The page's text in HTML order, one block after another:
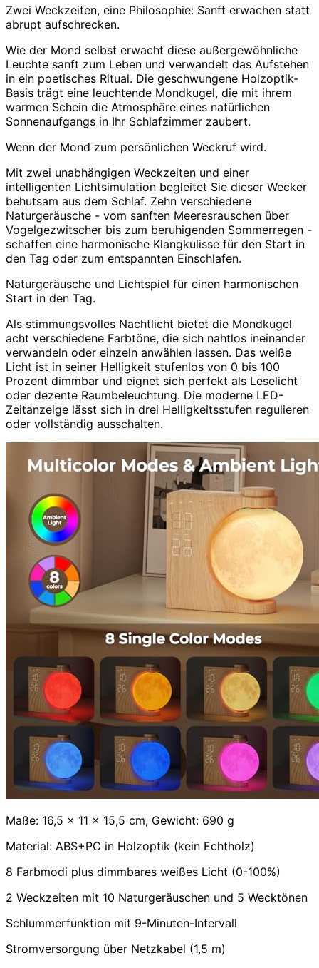
Zwei Weckzeiten, eine Philosophie: Sanft erwachen statt
abrupt aufschrecken.
Wie der Mond selbst erwacht diese außergewöhnliche
Leuchte sanft zum Leben und verwandelt das Aufstehen
in ein poetisches Ritual. Die geschwungene Holzoptik-
Basis trägt eine leuchtende Mondkugel, die mit ihrem
warmen Schein die Atmosphäre eines natürlichen
Sonnenaufgangs in Ihr Schlafzimmer zaubert.
Wenn der Mond zum persönlichen Weckruf wird.
Mit zwei unabhängigen Weckzeiten und einer
intelligenten Lichtsimulation begleitet Sie dieser Wecker
behutsam aus dem Schlaf. Zehn verschiedene
Naturgeräusche - vom sanften Meeresrauschen über
Vogelgezwitscher bis zum beruhigenden Sommerregen -
schaffen eine harmonische Klangkulisse für den Start in
den Tag oder zum entspannten Einschlafen.
Naturgeräusche und Lichtspiel für einen harmonischen
Start in den Tag.
Als stimmungsvolles Nachtlicht bietet die Mondkugel
acht verschiedene Farbtöne, die sich nahtlos ineinander
verwandeln oder einzeln anwählen lassen. Das weiße
Licht ist in seiner Helligkeit stufenlos von 0 bis 100
Prozent dimmbar und eignet sich perfekt als Leselicht
oder dezente Raumbeleuchtung. Die moderne LED-
Zeitanzeige lässt sich in drei Helligkeitsstufen regulieren
oder vollständig ausschalten.
Maße: 16,5 x 11 x 15,5 cm, Gewicht: 690 g
Material: ABS+PC in Holzoptik (kein Echtholz)
8 Farbmodi plus dimmbares weißes Licht (0-100%)
2 Weckzeiten mit 10 Naturgeräuschen und 5 Wecktönen
Schlummerfunktion mit 9-Minuten-Intervall
Stromversorgung über Netzkabel (1,5 m)